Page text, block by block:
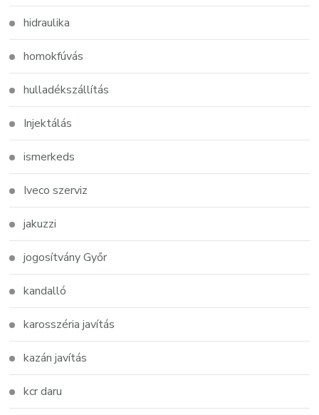
hidraulika
homokfúvás
hulladékszállítás
Injektálás
ismerkeds
Iveco szerviz
jakuzzi
jogosítvány Győr
kandalló
karosszéria javítás
kazán javítás
kcr daru